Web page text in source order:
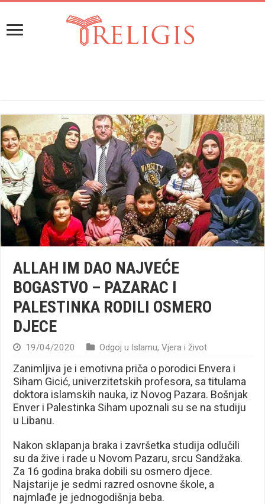
ALLAH IM DAO NAJVEĆE
BOGASTVO – PAZARAC I
PALESTINKA RODILI OSMERO
DJECE
19/04/2020 Odgoj u Islamu,Vjera i život
Zanimljiva je i emotivna priča o porodici Envera i
Siham Gicić, univerzitetskih profesora, sa titulama
doktora islamskih nauka, iz Novog Pazara. Bošnjak
Enver i Palestinka Siham upoznali su se na studiju
u Libanu.
Nakon sklapanja braka i završetka studija odlučili
su da žive i rade u Novom Pazaru, srcu Sandžaka.
Za 16 godina braka dobili su osmero djece.
Najstarije je sedmi razred osnovne škole, a
najmlađe je jednogodišnja beba.